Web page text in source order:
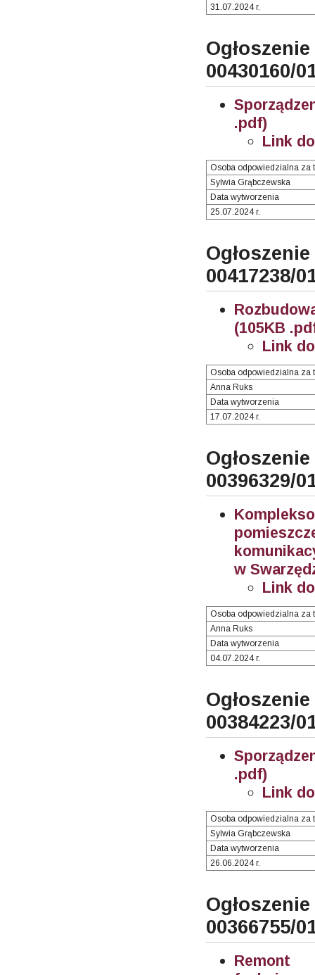
31.07.2024 r.
00430160/
.pdf)
Link
Osoba odpowiedzialna za
Sylwia Grąbczewska
Data wytworzenia
25.07.2024 r.
00417238/
(105KB
Link
Osoba odpowiedzialna za
Anna Ruks
Data wytworzenia
17.07.2024 r.
00396329/
w
Link
Osoba odpowiedzialna za
Anna Ruks
Data wytworzenia
04.07.2024 r.
00384223/
.pdf)
Link
Osoba odpowiedzialna za
Sylwia Grąbczewska
Data wytworzenia
26.06.2024 r.
00366755/
Remont